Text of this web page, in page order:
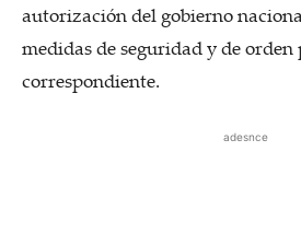
autorización del gobierno
medidas de seguridad y de
correspondiente.
adesnce